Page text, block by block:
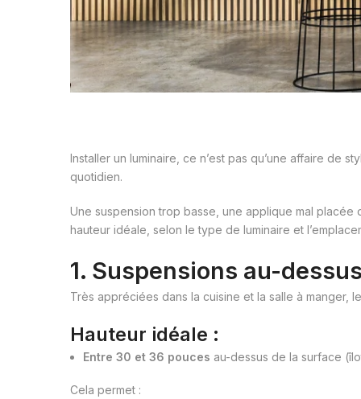
Installer un luminaire, ce n’est pas qu’une affaire de
quotidien.
Une suspension trop basse, une applique mal
hauteur idéale, selon le type de luminaire et
1. Suspensions au-
Très appréciées dans la cuisine et la salle à manger,
Hauteur idéale :
Entre 30 et 36 pouces au-dessus de la surface
Cela permet :